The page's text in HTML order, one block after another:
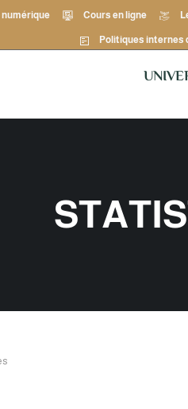
numérique Cours en ligne
Politiques internes